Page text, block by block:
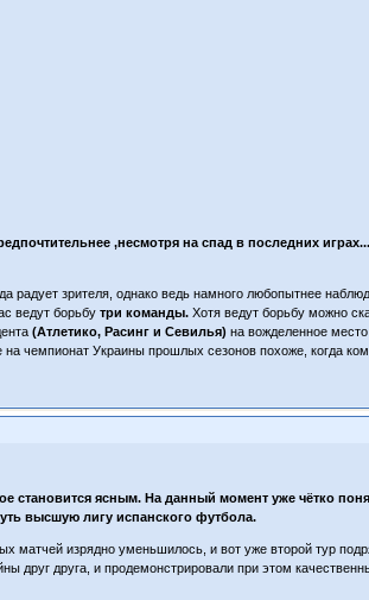
,несмотря на спад в последних
радует зрителя, однако ведь намного любопытнее
ведут борьбу три команды. Хотя ведут борьбу можно
(Атлетико, Расинг и Севилья) на вожделенное
чемпионат Украины прошлых сезонов похоже, когда
становится ясным. На данный момент уже чётко
высшую лигу испанского футбола.
матчей изрядно уменьшилось, и вот уже второй тур
друг друга, и продемонстрировали при этом